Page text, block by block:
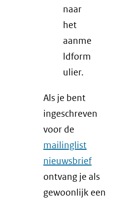
naar
het
aanme
ldform
ulier.
Als je bent
ingeschreven
voor de
mailinglist
nieuwsbrief
ontvang je als
gewoonlijk een